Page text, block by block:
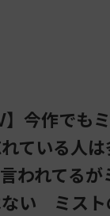
】今作でも
ている人
われてるが
い ミスト